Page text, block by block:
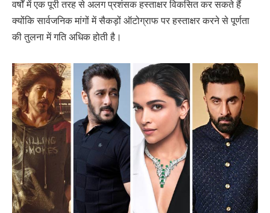
वर्षों में एक पूरी तरह से अलग प्रशंसक हस्ताक्षर विकसित कर सकते हैं
क्योंकि सार्वजनिक मांगों में सैकड़ों ऑटोग्राफ पर हस्ताक्षर करने से पूर्णता
की तुलना में गति अधिक होती है।